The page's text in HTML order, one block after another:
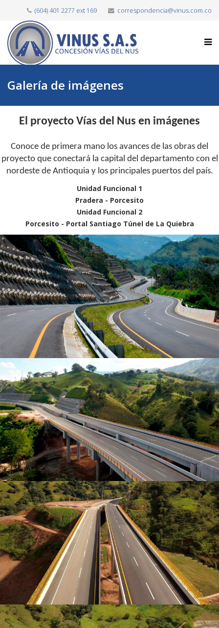
(604) 401 2277 ext 169 correspondencia@vinus.com.co
Galería de imágenes
El proyecto Vías del Nus en imágenes
Conoce de primera mano los avances de las obras del
proyecto que conectará la capital del departamento con el
nordeste de Antioquia y los principales puertos del país.
Unidad Funcional 1
Pradera - Porcesito
Unidad Funcional 2
Porcesito - Portal Santiago Túnel de La Quiebra